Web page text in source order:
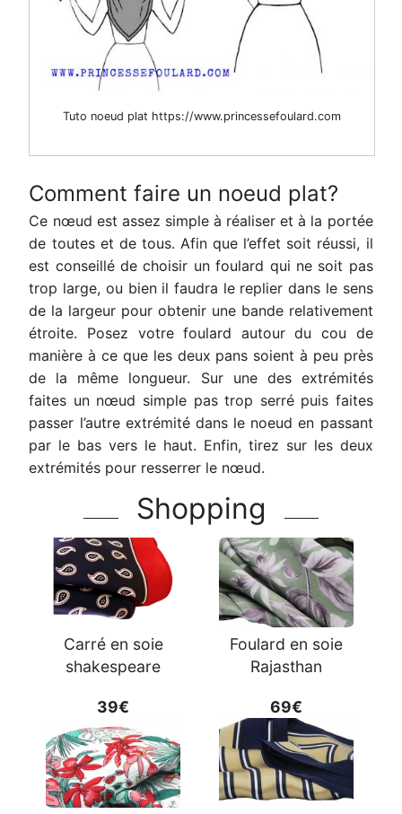
Tuto noeud plat https://www.princessefoulard.com
Comment faire un noeud plat?
Ce nœud est assez simple à réaliser et à la portée
de toutes et de tous. Afin que l’effet soit réussi, il
est conseillé de choisir un foulard qui ne soit pas
trop large, ou bien il faudra le replier dans le sens
de la largeur pour obtenir une bande relativement
étroite. Posez votre foulard autour du cou de
manière à ce que les deux pans soient à peu près
de la même longueur. Sur une des extrémités
faites un nœud simple pas trop serré puis faites
passer l’autre extrémité dans le noeud en passant
par le bas vers le haut. Enfin, tirez sur les deux
extrémités pour resserrer le nœud.
Shopping
Carré en soie
shakespeare
39€
Foulard en soie
Rajasthan
69€